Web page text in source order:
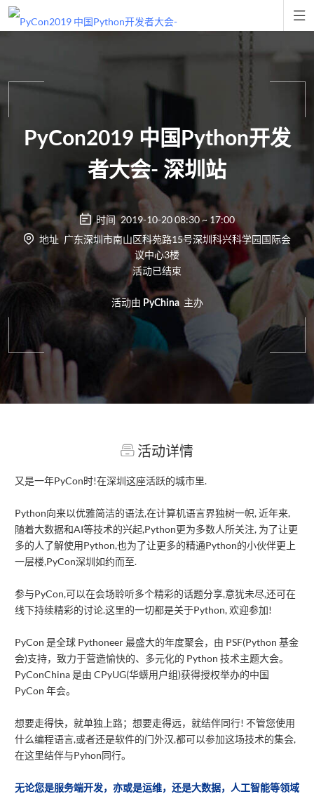

PyCon2019 中国Python开发
者大会- 深圳站
时间 2019-10-20 08:30 ~ 17:00
地址 广东深圳市南山区科苑路15号深圳科兴科学园国际会
议中心3楼
活动已结束
活动由 PyChina 主办
活动详情
又是一年PyCon时!在深圳这座活跃的城市里.
Python向来以优雅简洁的语法,在计算机语言界独树一帜, 近年来,
随着大数据和AI等技术的兴起,Python更为多数人所关注, 为了让更
多的人了解使用Python,也为了让更多的精通Python的小伙伴更上
一层楼,PyCon深圳如约而至.
参与PyCon,可以在会场聆听多个精彩的话题分享,意犹未尽,还可在
线下持续精彩的讨论.这里的一切都是关于Python, 欢迎参加!
PyCon 是全球 Pythoneer 最盛大的年度聚会，由 PSF(Python 基金
会)支持，致力于营造愉快的、多元化的 Python 技术主题大会。
PyConChina 是由 CPyUG(华蠎用户组)获得授权举办的中国
PyCon 年会。
想要走得快，就单独上路；想要走得远，就结伴同行! 不管您使用
什么编程语言,或者还是软件的门外汉,都可以参加这场技术的集会,
在这里结伴与Pyhon同行。
无论您是服务端开发，亦或是运维，还是大数据，人工智能等领域